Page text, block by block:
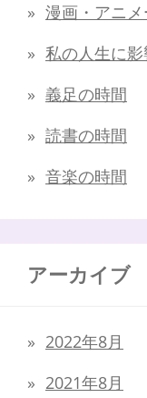
漫画・アニ
私の人生に
義足の時間
読書の時間
音楽の時間
アーカイブ
2022年8月
2021年8月